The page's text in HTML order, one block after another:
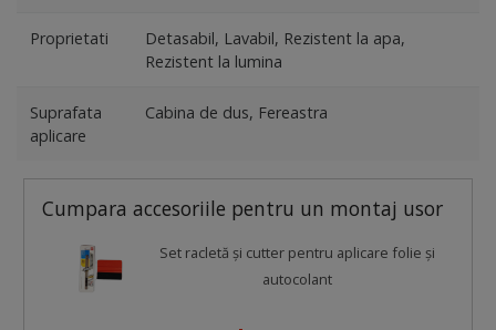
Proprietati
Detasabil, Lavabil, Rezistent la apa,
Rezistent la lumina
Suprafata
aplicare
Cabina de dus, Fereastra
Cumpara accesoriile pentru un montaj usor
Set racletă şi cutter pentru aplicare folie şi
autocolant